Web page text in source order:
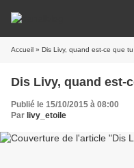
Accueil » Dis Livy, quand est-ce que
Dis Livy, quand est-
Publié le 15/10/2015 à 08:00
Par livy_etoile